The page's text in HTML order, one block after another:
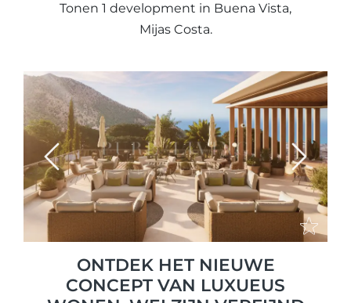
Tonen 1 development in Buena Vista,
Mijas Costa.
Previous Next
ONTDEK HET NIEUWE
CONCEPT VAN LUXUEUS